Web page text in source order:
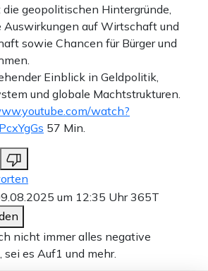
die geopolitischen Hintergründe,
Auswirkungen auf Wirtschaft und
sowie Chancen für Bürger und
Einblick in Geldpolitik,
und globale Machtstrukturen.
watch?
57 Min.
um 12:35 Uhr365T
nicht immer alles negative
sei es Auf1 und mehr.